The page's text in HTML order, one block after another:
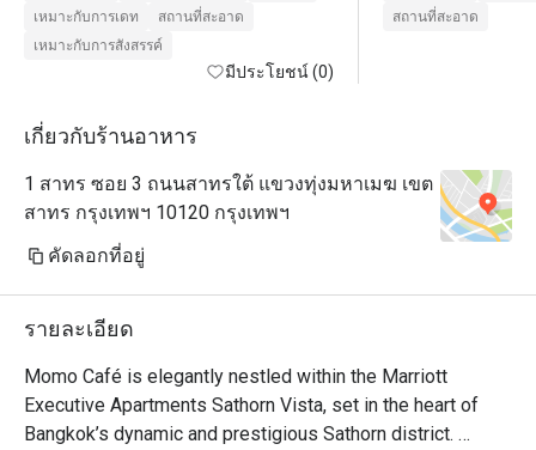
เหมาะกับการเดท
สถานที่สะอาด
เหมาะกับการสังสรรค์
มีประโยชน์ (0)
พาร์มาแฮมให้ด้วย
สถานที่สะอาด
เกี่ยวกับร้านอาหาร
1 สาทร ซอย 3 ถนนสาทรใต้ แขวงทุ่งมหาเมฆ เขต
สาทร กรุงเทพฯ 10120 กรุงเทพฯ
คัดลอกที่อยู่
รายละเอียด
Momo Café is elegantly nestled within the Marriott
Executive Apartments Sathorn Vista, set in the heart of
Bangkok’s dynamic and prestigious Sathorn district.